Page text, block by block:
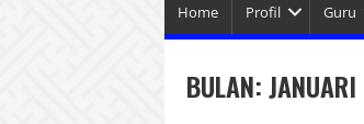
Home Profil Guru
BULAN: